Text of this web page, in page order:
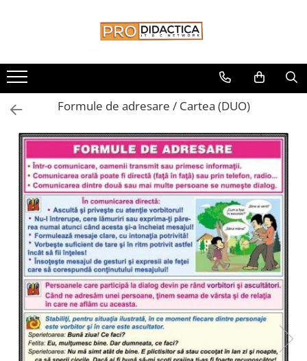
Oferta PNRR/PNRAS
Pachete Echipamente Sali Clasa
Pachete Echipamente Sala Clasa
Table/Display-uri Interactive
Table Interactive
Display-uri Interactive
Suporti/Standuri/Accesorii
Imprimante si Multifunctionale
Imprimante si Scanere 3D
Imprimante 3D
Creioane 3D
Accesorii 3D
Camere Documente
Videoproiectoare si Accesorii
Videoproiectoare
Formule de adresare / Cartea (DUO)